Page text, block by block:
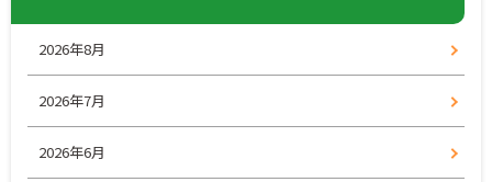
2026年8月
2026年7月
2026年6月